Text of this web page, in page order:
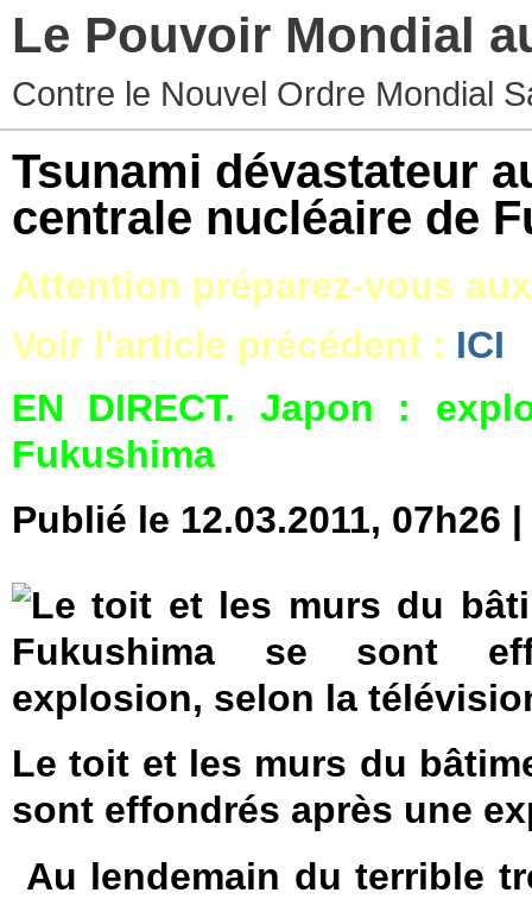
Le Pouvoir Mondial
Contre le Nouvel Ordre Mondial
Tsunami dévastateur
centrale nucléaire de
Attention préparez-vous
Voir l'article précédent : ICI
EN DIRECT. Japon :
Fukushima
Publié le 12.03.2011, 07h26
Le toit et les murs du
sont effondrés après une
Au lendemain du terrible